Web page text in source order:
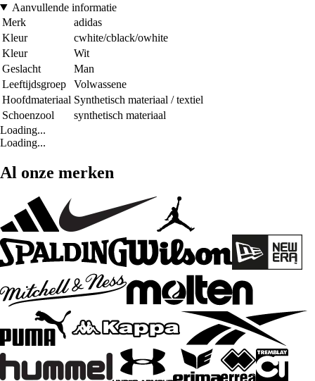
Aanvullende informatie
Merk
adidas
Kleur
cwhite/cblack/owhite
Kleur
Wit
Geslacht
Man
Leeftijdsgroep
Volwassene
Hoofdmateriaal Synthetisch materiaal / textiel
Schoenzool
synthetisch materiaal
Loading...
Loading...
Al onze merken